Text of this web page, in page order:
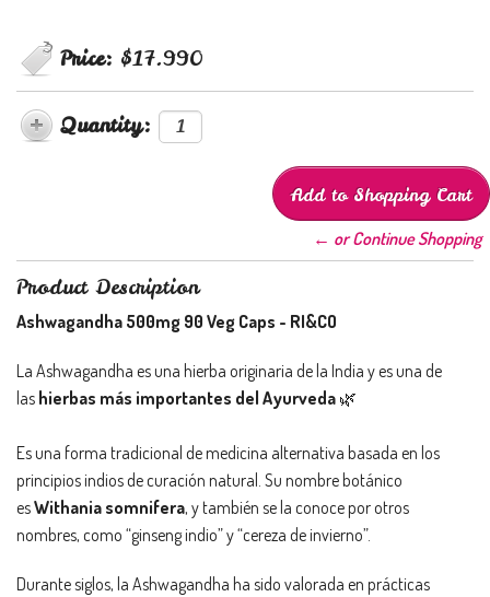
Price: $17.990
Quantity:
← or Continue Shopping
Product Description
Ashwagandha 500mg 90 Veg Caps - RI&CO
La Ashwagandha es una hierba originaria de la India y es una de
las hierbas más importantes del Ayurveda 🌿
Es una forma tradicional de medicina alternativa basada en los
principios indios de curación natural. Su nombre botánico
esWithania somnifera, y también se la conoce por otros
nombres, como “ginseng indio” y “cereza de invierno”.
Durante siglos, la Ashwagandha ha sido valorada en prácticas